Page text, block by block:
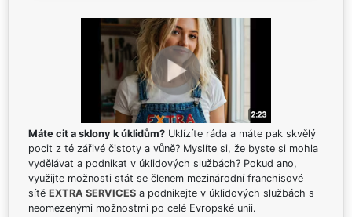
Máte cit a sklony k úklidům? Uklízíte ráda a máte pak skvělý
pocit z té zářivé čistoty a vůně? Myslíte si, že byste si mohla
vydělávat a podnikat v úklidových službách? Pokud ano,
využijte možnosti stát se členem mezinárodní franchisové
sítě EXTRA SERVICES a podnikejte v úklidových službách s
neomezenými možnostmi po celé Evropské unii.